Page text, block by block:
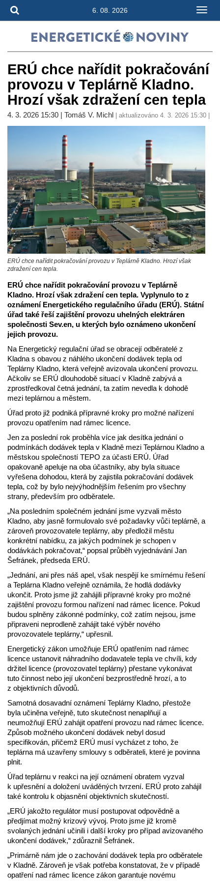
6. 08. 2026
ERÚ chce nařídit pokračování
provozu v Teplárně Kladno.
Hrozí však zdražení cen tepla
4. 3. 2026 15:30 | Tomáš V. Michl | aktualizováno 4. 3. 2026 15:30 |
ERÚ chce nařídit pokračování provozu v Teplárně Kladno. Hrozí však
zdražení cen tepla.
ERÚ chce nařídit pokračování provozu v Teplárně
Kladno. Hrozí však zdražení cen tepla. Vyplynulo to z
oznámení Energetického regulačního úřadu (ERÚ). Státní
úřad také řeší zajištění provozu uhelných elektráren
společnosti Sev.en, u kterých bylo oznámeno ukončení
jejich provozu.
Na Energetický regulační úřad se obracejí odběratelé z
Kladna s obavou z náhlého ukončení dodávek tepla od
Teplárny Kladno, která veřejně avizovala ukončení provozu.
Ačkoliv se ERÚ dlouhodobě situací v Kladně zabývá a
zprostředkoval četná jednání, ta zatím nevedla k dohodě
mezi teplárnou a městem.
Úřad proto již podniká přípravné kroky pro možné nařízení
provozu opatřením nad rámec licence.
Jen za poslední rok proběhla více jak desítka jednání o
podmínkách dodávek tepla v Kladně mezi Teplárnou Kladno a
městskou společností TEPO za účasti ERÚ. Úřad
opakovaně apeluje na oba účastníky, aby byla situace
vyřešena dohodou, která by zajistila pokračování dodávek
tepla, což by bylo nejvýhodnějším řešením pro všechny
strany, především pro odběratele.
„Na posledním společném jednání jsme vyzvali město
Kladno, aby jasně formulovalo své požadavky vůči teplárně, a
zároveň provozovatele teplárny, aby předložil městu
konkrétní nabídku, za jakých podmínek je schopen v
dodávkách pokračovat,“ popsal průběh vyjednávání Jan
Šefránek, předseda ERÚ.
„Jednání, ani přes náš apel, však nespějí ke smírnému řešení
a Teplárna Kladno veřejně oznámila, že hodlá dodávky
ukončit. Proto jsme již zahájili přípravné kroky pro možné
zajištění provozu formou nařízení nad rámec licence. Pokud
budou splněny zákonné podmínky, což zatím nejsou, jsme
připraveni neprodleně zahájit také výběr nového
provozovatele teplárny,“ upřesnil.
Energetický zákon umožňuje ERÚ opatřením nad rámec
licence ustanovit náhradního dodavatele tepla ve chvíli, kdy
držitel licence (provozovatel teplárny) přestane vykonávat
tuto činnost nebo její ukončení bezprostředně hrozí, a to
z objektivních důvodů.
Samotná dosavadní oznámení Teplárny Kladno, přestože
byla učiněna veřejně, tuto skutečnost nenaplňují a
neumožňují ERÚ zahájit opatření provozu nad rámec licence.
Způsob možného ukončení dodávek nebyl dosud
specifikován, přičemž ERÚ musí vycházet z toho, že
teplárna má uzavřeny smlouvy s odběrateli, které je povinna
plnit.
Úřad teplárnu v reakci na její oznámení obratem vyzval
k upřesnění a doložení uváděných tvrzení. ERÚ proto zahájil
také kontrolu k objasnění objektivních skutečností.
„ERÚ jakožto regulátor musí postupovat odpovědně a
předjímat možný krizový vývoj. Proto jsme již kromě
svolaných jednání učinili i další kroky pro případ avizovaného
ukončení dodávek,“ zdůraznil Šefránek.
„Primárně nám jde o zachování dodávek tepla pro odběratele
v Kladně. Zároveň je však potřeba konstatovat, že v případě
opatření nad rámec licence zákon garantuje novému